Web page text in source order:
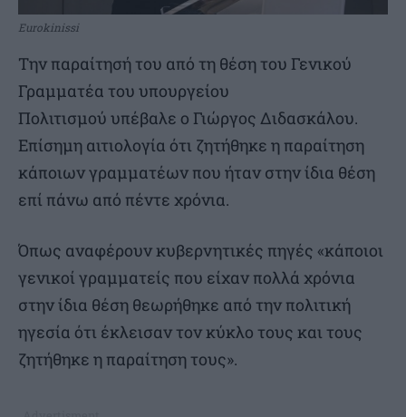
Eurokinissi
Την παραίτησή του από τη θέση του Γενικού
Γραμματέα του υπουργείου
Πολιτισμού υπέβαλε ο Γιώργος Διδασκάλου.
Επίσημη αιτιολογία ότι ζητήθηκε η παραίτηση
κάποιων γραμματέων που ήταν στην ίδια θέση
επί πάνω από πέντε χρόνια.
Όπως αναφέρουν κυβερνητικές πηγές «κάποιοι
γενικοί γραμματείς που είχαν πολλά χρόνια
στην ίδια θέση θεωρήθηκε από την πολιτική
ηγεσία ότι έκλεισαν τον κύκλο τους και τους
ζητήθηκε η παραίτηση τους».